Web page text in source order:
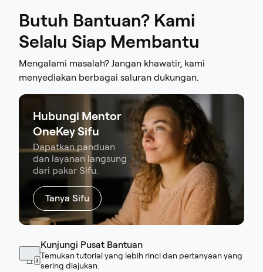
Butuh Bantuan? Kami
Selalu Siap Membantu
Mengalami masalah? Jangan khawatir, kami
menyediakan berbagai saluran dukungan.
Hubungi Mentor
OneKey Sifu
Dapatkan panduan
dan layanan langsung
dari pakar Sifu.
Tanya Sifu
Kunjungi Pusat Bantuan
Temukan tutorial yang lebih rinci dan pertanyaan yang
sering diajukan.